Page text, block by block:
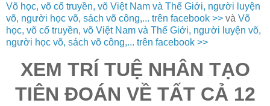
Võ học, võ cổ truyền, võ Việt Nam và Thế Giới, người luyện
võ, người học võ, sách võ công,... trên facebook >> và Võ
học, võ cổ truyền, võ Việt Nam và Thế Giới, người luyện võ,
người học võ, sách võ công,... trên facebook >>
XEM TRÍ TUỆ NHÂN TẠO
TIÊN ĐOÁN VỀ TẤT CẢ 12